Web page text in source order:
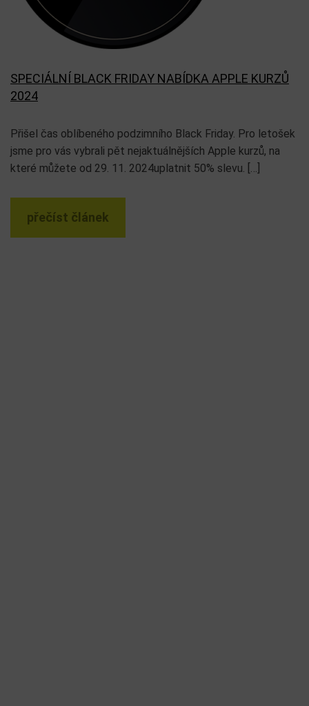
SPECIÁLNÍ BLACK FRIDAY NABÍDKA APPLE KURZŮ
2024
Přišel čas oblíbeného podzimního Black Friday. Pro letošek
jsme pro vás vybrali pět nejaktuálnějších Apple kurzů, na
které můžete od 29. 11. 2024uplatnit 50% slevu. […]
přečíst článek